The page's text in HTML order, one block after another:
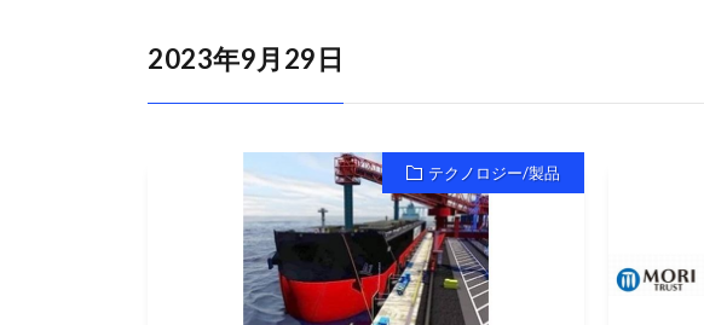
2023年9月29日
テクノロジー/製品